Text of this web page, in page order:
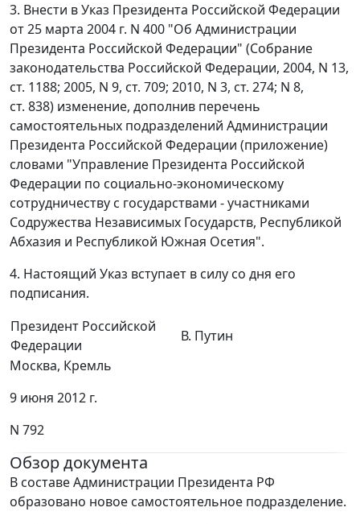
3. Внести в Указ Президента Российской Федерации
от 25 марта 2004 г. N 400 "Об Администрации
Президента Российской Федерации" (Собрание
законодательства Российской Федерации, 2004, N 13,
ст. 1188; 2005, N 9, ст. 709; 2010, N 3, ст. 274; N 8,
ст. 838) изменение, дополнив перечень
самостоятельных подразделений Администрации
Президента Российской Федерации (приложение)
словами "Управление Президента Российской
Федерации по социально-экономическому
сотрудничеству с государствами - участниками
Содружества Независимых Государств, Республикой
Абхазия и Республикой Южная Осетия".
4. Настоящий Указ вступает в силу со дня его
подписания.
Президент Российской
Федерации
В. Путин
Москва, Кремль
9 июня 2012 г.
N 792
Обзор документа
В составе Администрации Президента РФ
образовано новое самостоятельное подразделение.